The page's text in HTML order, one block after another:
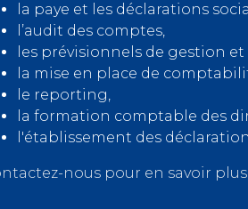
la paye et les déclarations
l’audit des comptes,
les prévisionnels de gestion
la mise en place de
le reporting,
la formation comptable des
l'établissement des
nous pour en savoir